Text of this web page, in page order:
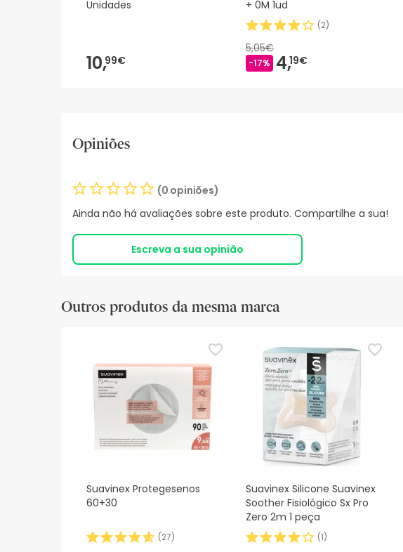
Unidades
10,99€
+ 0M 1ud
(2)
5,05€
-17% 4,19€
Opiniões
(0 opiniões)
Ainda não há avaliações sobre este produto. Compartilhe a sua!
Escreva a sua opinião
Outros produtos da mesma marca
Suavinex Protegesenos
60+30
(27)
Suavinex Silicone Suavinex
Soother Fisiológico Sx Pro
Zero 2m 1 peça
(1)